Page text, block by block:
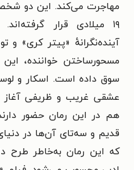
مهاجرت می‌کند. این دو
۱۹ میلادی قرار
آینده‌نگرانهٔ «پیتر کری» و
مسحورساختن خواننده، این
سوق داده است. اسکار و
عشقی غریب و ظریفی
هم در این رمان حضور
قدیم و سه‌تای آن‌ها در
که این رمان به‌خاطر طرح